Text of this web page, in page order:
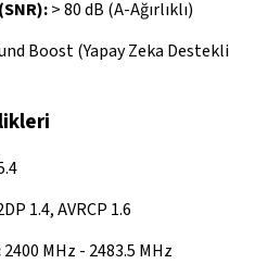
> 80 dB (A-Ağırlıklı)
Boost (Yapay Zeka Destekli
1.4, AVRCP 1.6
2400 MHz - 2483.5 MHz